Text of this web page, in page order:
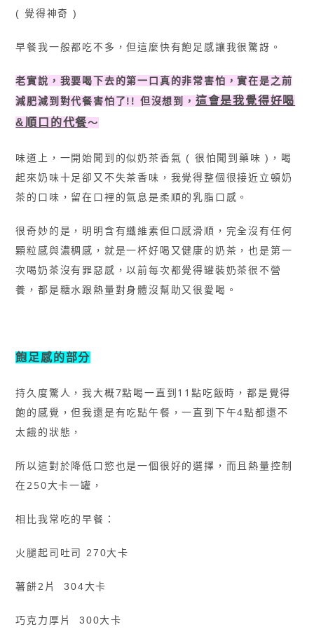
( 覺得神奇 )
早餐我一般都吃不多，但這麼快有飽足感讓我很驚訝。
老實說，我要喝下去的第一口真的非常害怕，實在是之前
減肥減到對代餐害怕了!! 但沒想到， 這會是我覺得好喝
&順口的代餐〜
味道上，一開始聞到的似奶茶香氣 ( 很怕聞到藥味 )，喝
起來奶味十足卻又不失茶香味，我覺得整個很接近立頓奶
茶的口味，留在口裡的氣息是柔順的乳脂口感。
很奇妙的是，明明含有纖維素但口感滑順，完全沒有任何
顆粒感與濃稠感，就是一杯好喝又健康的奶茶，也是第一
次喝奶茶沒有罪惡感，以前每次都覺得罐裝奶茶很不營
養，都是糖水跟熱量對身體沒幫助又很愛喝。
飽足感的部分
持久度驚人，我大概7點喝一直到11點吃飯時，都是覺得
飽的感覺，但我還是有吃點午餐，一直到下午4點都還不
太餓的狀態，
所以這對於降低口慾也是一個很好的選擇，而且熱量控制
在250大卡一罐，
相比我常吃的早餐：
火腿起司吐司 270大卡
薯餅2片 304大卡
巧克力厚片 300大卡